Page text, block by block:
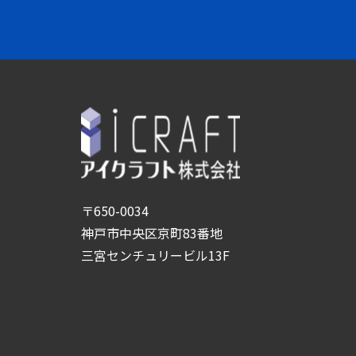
〒650-0034
神戸市中央区京町83番地
三宮センチュリービル13F